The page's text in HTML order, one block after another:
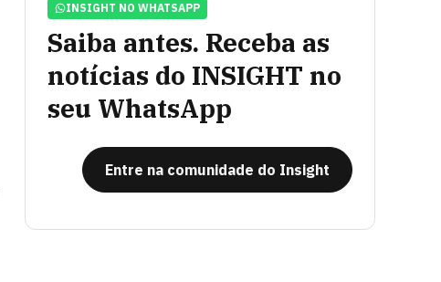
INSIGHT NO WHATSAPP
Saiba antes. Receba as
notícias do INSIGHT no
seu WhatsApp
Entre na comunidade do Insight